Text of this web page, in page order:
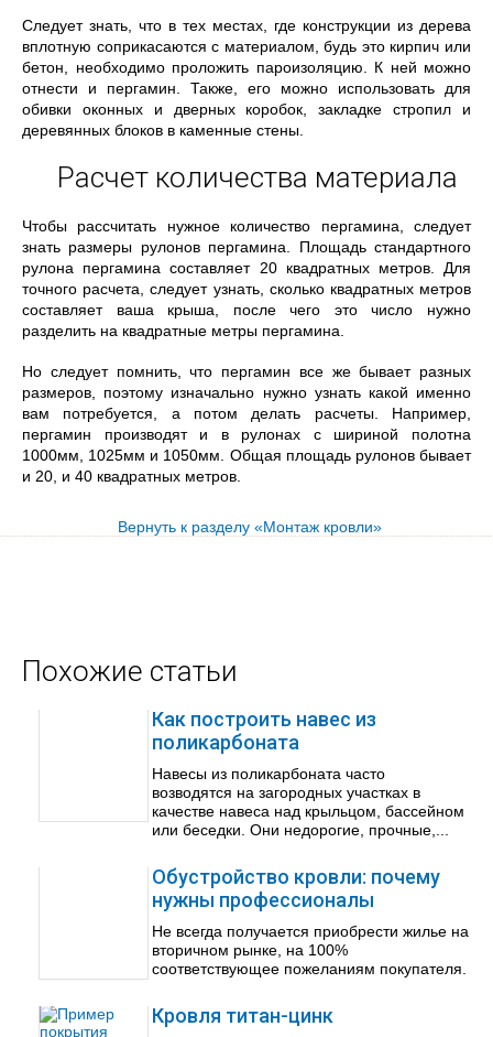
Следует знать, что в тех местах, где конструкции из дерева
вплотную соприкасаются с материалом, будь это кирпич или
бетон, необходимо проложить пароизоляцию. К ней можно
отнести и пергамин. Также, его можно использовать для
обивки оконных и дверных коробок, закладке стропил и
деревянных блоков в каменные стены.
Расчет количества материала
Чтобы рассчитать нужное количество пергамина, следует
знать размеры рулонов пергамина. Площадь стандартного
рулона пергамина составляет 20 квадратных метров. Для
точного расчета, следует узнать, сколько квадратных метров
составляет ваша крыша, после чего это число нужно
разделить на квадратные метры пергамина.
Но следует помнить, что пергамин все же бывает разных
размеров, поэтому изначально нужно узнать какой именно
вам потребуется, а потом делать расчеты. Например,
пергамин производят и в рулонах с шириной полотна
1000мм, 1025мм и 1050мм. Общая площадь рулонов бывает
и 20, и 40 квадратных метров.
Вернуть к разделу «Монтаж кровли»
Похожие статьи
Как построить навес из
поликарбоната
Навесы из поликарбоната часто
возводятся на загородных участках в
качестве навеса над крыльцом, бассейном
или беседки. Они недорогие, прочные,...
Обустройство кровли: почему
нужны профессионалы
Не всегда получается приобрести жилье на
вторичном рынке, на 100%
соответствующее пожеланиям покупателя.
Кровля титан-цинк